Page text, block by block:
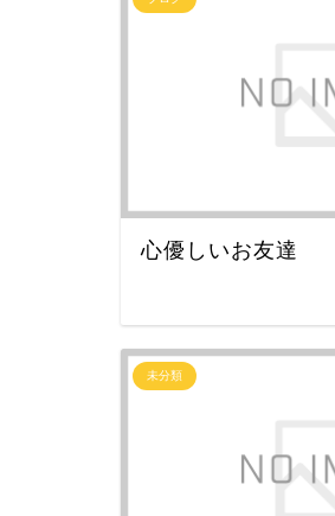
心優しいお友達
未分類